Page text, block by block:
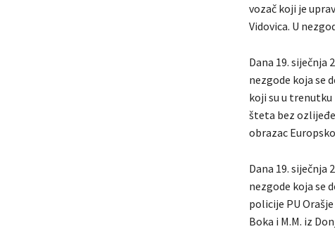
vozač koji je
Vidovica. U
Dana 19. siječnja
nezgode koja se
koji su u
šteta bez
obrazac
Dana 19. siječnja
nezgode koja se
policije PU
Boka i M.M. iz